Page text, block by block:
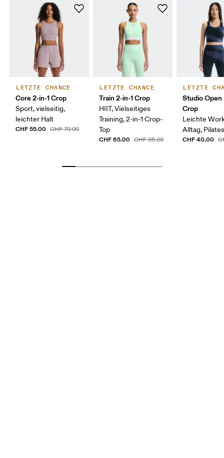
LETZTE CHANCE
Core 2-in-1 Crop
Sport, vielseitig,
leichter Halt
CHF 55.00 CHF 70.00
LETZTE CHANCE
Train 2-in-1 Crop
HIIT, Vielseitiges
Training, 2-in-1 Crop-
Top
CHF 65.00 CHF 95.00
LETZTE
Studio Open
Crop
Leichte
Alltag,
CHF 40.00